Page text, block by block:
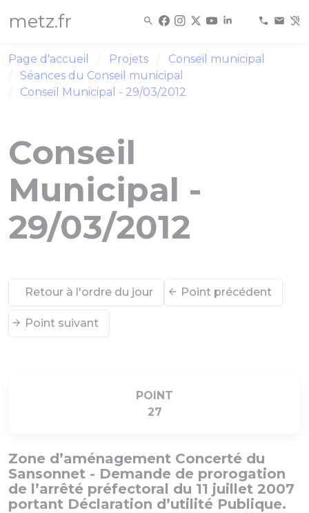
metz.fr
Page d'accueil Projets
Conseil municipal
Séances du Conseil municipal
Conseil Municipal - 29/03/2012
Conseil
Municipal -
29/03/2012
Retour à l'ordre du jour Point précédent
Point suivant
POINT
27
Zone d’aménagement Concerté du
Sansonnet - Demande de prorogation
de l’arrêté préfectoral du 11 juillet 2007
portant Déclaration d’utilité Publique.